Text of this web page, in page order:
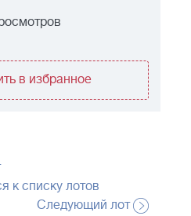
в избранное
к списку лотов
Следующий лот